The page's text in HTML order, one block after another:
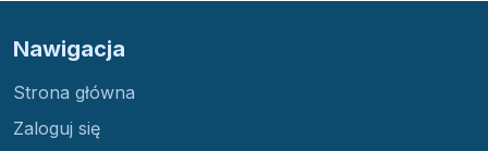
Nawigacja
Strona główna
Zaloguj się